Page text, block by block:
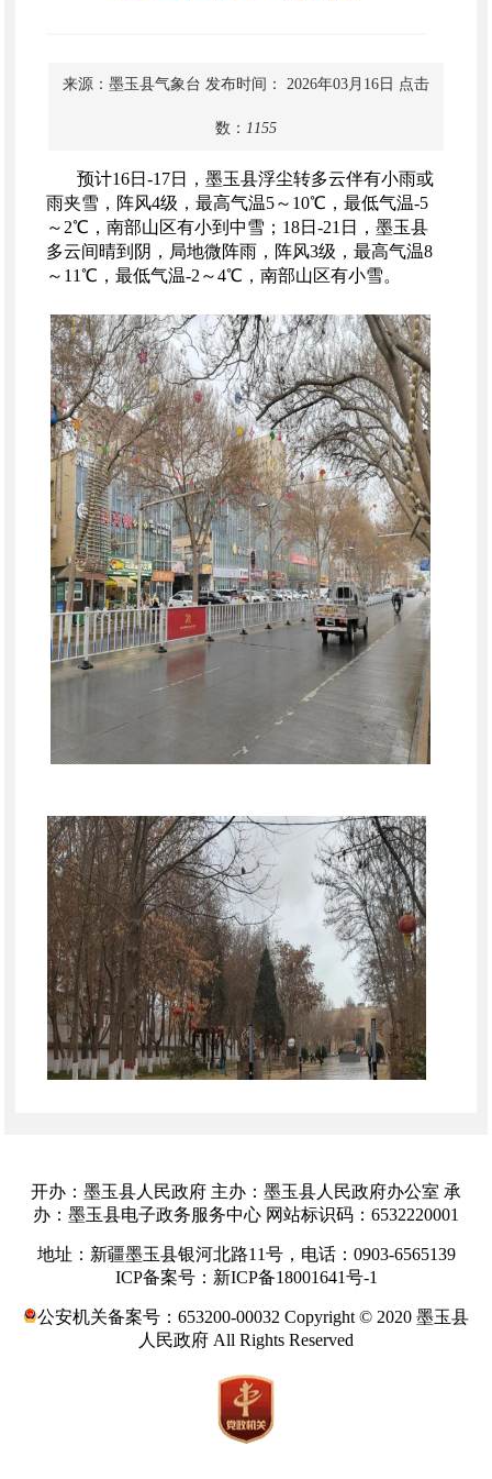
来源：墨玉县气象台 发布时间： 2026年03月16日 点击
数： 1155
预计16日-17日，墨玉县浮尘转多云伴有小雨或
雨夹雪，阵风4级，最高气温5～ 10℃ ，最低气温-5
～ 2℃ ，南部山区有小到中雪； 18日-21 日，墨玉县
多云间晴到阴，局地微阵雨，阵风3级，最高气温8
～ 11℃ ，最低气温-2 ～4℃ ，南部山区有小雪。
城区预报：今日白天至夜间城区浮尘转多云伴
有微雨，最高气温9℃ ，最低气温1℃，阵风
开办：墨玉县人民政府 主办：墨玉县人民政府办公室 承
办：墨玉县电子政务服务中心 网站标识码：6532220001
地址：新疆墨玉县银河北路11号，电话：0903-6565139
ICP备案号：新ICP备18001641号-1
公安机关备案号：653200-00032 Copyright © 2020 墨玉县
人民政府 All Rights Reserved